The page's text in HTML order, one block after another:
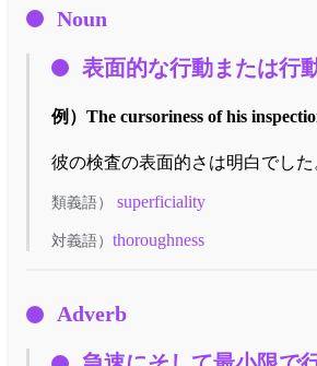
Noun
表面的な行動または行
例） The cursoriness of his
彼の検査の表面的さは明白でした
類義語） superficiality
対義語） thoroughness
Adverb